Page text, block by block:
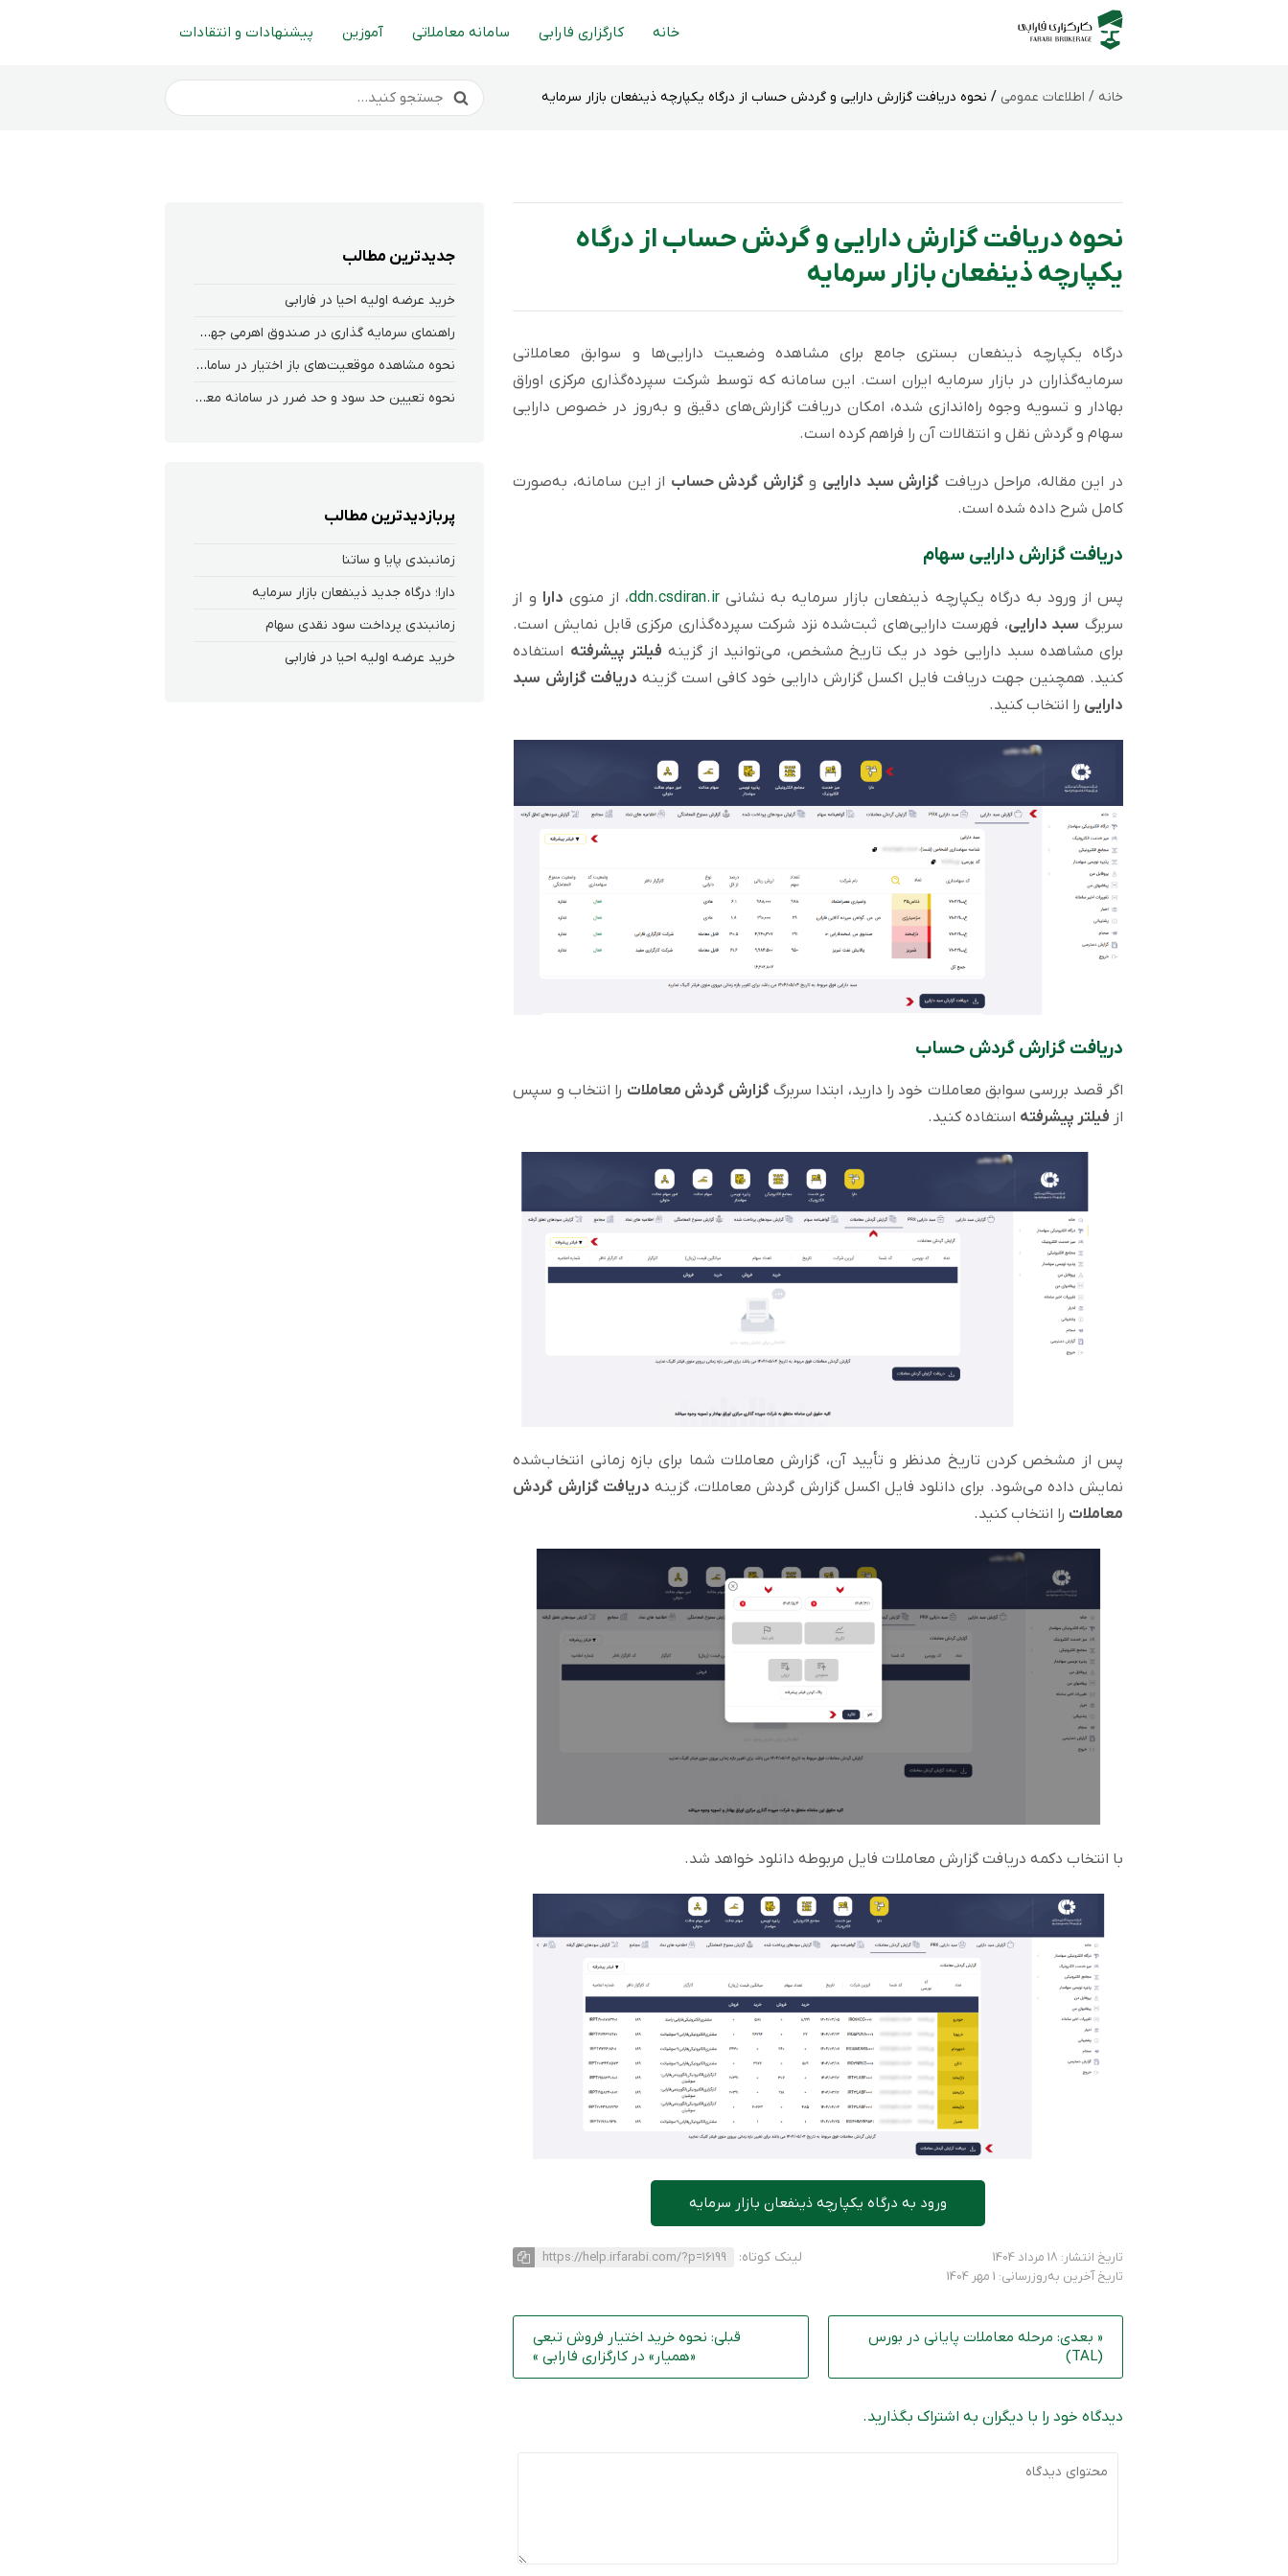
خانه کارگزاری فارابی سامانه معاملاتی آموزین پیشنهادات و انتقادات
خانه / اطلاعات عمومی / نحوه دریافت گزارش دارایی و گردش حساب از درگاه یکپارچه ذینفعان بازار سرمایه
نحوه دریافت گزارش دارایی و گردش حساب از درگاه
یکپارچه ذینفعان بازار سرمایه
درگاه یکپارچه ذینفعان بستری جامع برای مشاهده وضعیت دارایی‌ها و سوابق معاملاتی
سرمایه‌گذاران در بازار سرمایه ایران است. این سامانه که توسط شرکت سپرده‌گذاری مرکزی اوراق
بهادار و تسویه وجوه راه‌اندازی شده، امکان دریافت گزارش‌های دقیق و به‌روز در خصوص دارایی
سهام و گردش نقل و انتقالات آن را فراهم ‌کرده است.
در این مقاله، مراحل دریافت گزارش سبد دارایی وگزارش گردش حساب از این سامانه، به‌صورت
کامل شرح داده شده است.
دریافت گزارش دارایی سهام
پس از ورود به درگاه یکپارچه ذینفعان بازار سرمایه به نشانیddn.csdiran.ir، از منوی دارا و از
سربرگ سبد دارایی، فهرست دارایی‌های ثبت‌شده نزد شرکت سپرده‌گذاری مرکزی قابل نمایش است.
برای مشاهده سبد دارایی خود در یک تاریخ مشخص، می‌توانید از گزینه فیلتر پیشرفته استفاده
کنید. همچنین جهت دریافت فایل اکسل گزارش دارایی خود کافی است گزینه دریافت گزارش سبد
دارایی را انتخاب کنید.
دریافت گزارش گردش حساب
اگر قصد بررسی سوابق معاملات خود را دارید، ابتدا سربرگگزارش گردش معاملات را انتخاب و سپس
از فیلتر پیشرفته استفاده کنید.
پس از مشخص کردن تاریخ مدنظر و تأیید آن، گزارش معاملات شما برای بازه زمانی انتخاب‌شده
نمایش داده می‌شود. برای دانلود فایل اکسل گزارش گردش معاملات، گزینه دریافت گزارش گردش
معاملات را انتخاب کنید.
با انتخاب دکمه دریافت گزارش معاملات فایل مربوطه دانلود خواهد شد.
ورود به درگاه یکپارچه ذینفعان بازار سرمایه
تاریخ انتشار: 18 مرداد 1404
تاریخ آخرین به‌روزرسانی: 1 مهر 1404
لینک کوتاه: https://help.irfarabi.com/?p=16199
« بعدی: مرحله معاملات پایانی در بورس
(TAL)
قبلی: نحوه خرید اختیار فروش تبعی
«همیار» در کارگزاری فارابی »
دیدگاه خود را با دیگران به اشتراک بگذارید.
جدیدترین مطالب
خرید عرضه اولیه احیا در فارابی
راهنمای سرمایه گذاری در صندوق اهرمی جهش
نحوه‌ مشاهده‌ موقعیت‌های باز اختیار در سامانه هلیوم و نکست
نحوه تعیین حد سود و حد ضرر در سامانه معاملاتی کارگزاری فارابی
پربازدیدترین مطالب
زمانبندی پایا و ساتنا
دارا؛ درگاه جدید ذینفعان بازار سرمایه
زمانبندی پرداخت سود نقدی سهام‌
خرید عرضه اولیه احیا در فارابی